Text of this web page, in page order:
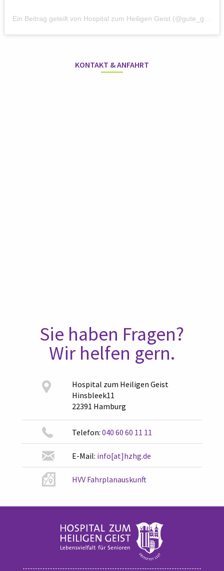
KONTAKT & ANFAHRT
Sie haben Fragen?
Wir helfen gern.
Hospital zum Heiligen Geist
Hinsbleek11
22391 Hamburg
Telefon: 040 60 60 11 11
E-Mail: info[at]hzhg.de
HVV Fahrplanauskunft